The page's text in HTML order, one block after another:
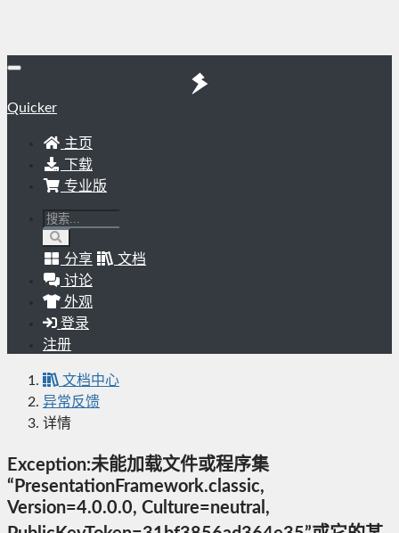
Quicker
主页
下载
专业版
分享
文档
讨论
外观
登录
注册
文档中心
异常反馈
详情
Exception:未能加载文件或程序集
“PresentationFramework.classic,
Version=4.0.0.0, Culture=neutral,